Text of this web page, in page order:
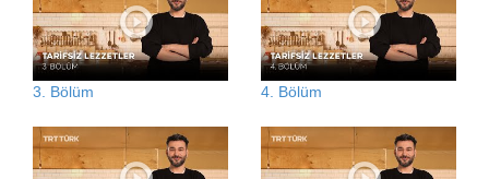
3. Bölüm 4. Bölüm